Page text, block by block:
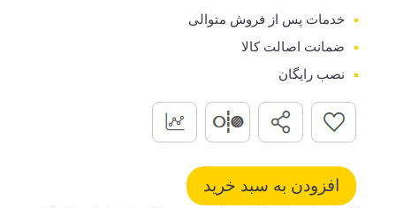
خدمات پس از فروش متوالی
ضمانت اصالت کالا
نصب رایگان